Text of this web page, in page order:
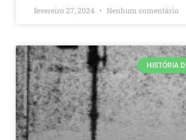
fevereiro 27, 2024 Nenhum comentário
HISTÓRIA